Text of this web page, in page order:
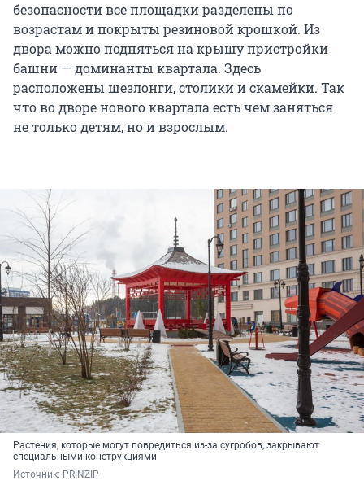
безопасности все площадки разделены по
возрастам и покрыты резиновой крошкой. Из
двора можно подняться на крышу пристройки
башни — доминанты квартала. Здесь
расположены шезлонги, столики и скамейки. Так
что во дворе нового квартала есть чем заняться
не только детям, но и взрослым.
Растения, которые могут повредиться из-за сугробов, закрывают
специальными конструкциями
Источник: PRINZIP